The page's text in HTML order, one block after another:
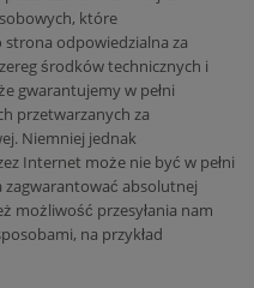
które
odpowiedzialna za
środków technicznych i
gwarantujemy w pełni
przetwarzanych za
Niemniej jednak
Internet może nie być w pełni
zagwarantować absolutnej
możliwość przesyłania nam
na przykład